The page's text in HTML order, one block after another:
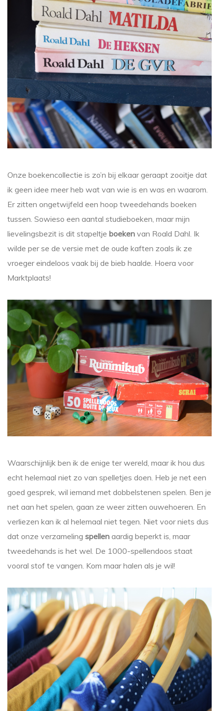
Onze boekencollectie is zo’n bij elkaar geraapt zooitje dat
ik geen idee meer heb wat van wie is en was en waarom.
Er zitten ongetwijfeld een hoop tweedehands boeken
tussen. Sowieso een aantal studieboeken, maar mijn
lievelingsbezit is dit stapeltje boeken van Roald Dahl. Ik
wilde per se de versie met de oude kaften zoals ik ze
vroeger eindeloos vaak bij de bieb haalde. Hoera voor
Marktplaats!
Waarschijnlijk ben ik de enige ter wereld, maar ik hou dus
echt helemaal niet zo van spelletjes doen. Heb je net een
goed gesprek, wil iemand met dobbelstenen spelen. Ben je
net aan het spelen, gaan ze weer zitten ouwehoeren. En
verliezen kan ik al helemaal niet tegen. Niet voor niets dus
dat onze verzameling spellen aardig beperkt is, maar
tweedehands is het wel. De 1000-spellendoos staat
vooral stof te vangen. Kom maar halen als je wil!